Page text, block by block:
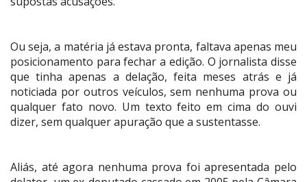
Ou seja, a matéria já estava pronta, faltava apenas meu
posicionamento para fechar a edição. O jornalista disse
que tinha apenas a delação, feita meses atrás e já
noticiada por outros veículos, sem nenhuma prova ou
qualquer fato novo. Um texto feito em cima do ouvi
dizer, sem qualquer apuração que a sustentasse.
Aliás, até agora nenhuma prova foi apresentada pelo